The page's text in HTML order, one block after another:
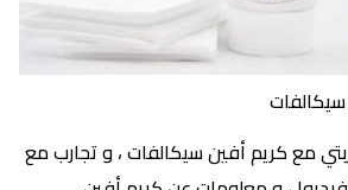
مع كريم أفين سيكالفات ، و تجارب مع